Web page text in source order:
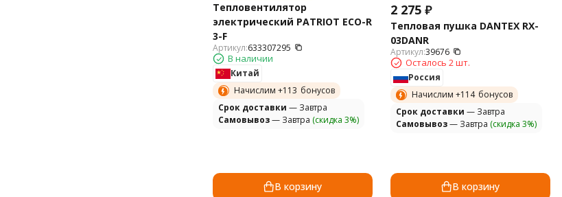
Тепловентилятор
электрический PATRIOT ECO-R
3-F
Артикул:633307295
В наличии
Китай
Начислим +113 бонусов
Cрок доставки — Завтра
Самовывоз— Завтра (скидка 3%)
В корзину
2 275 ₽
Тепловая пушка DANTEX RX-
03DANR
Артикул:39676
Осталось 2 шт.
Россия
Начислим +114 бонусов
Cрок доставки — Завтра
Самовывоз— Завтра (скидка 3%)
В корзину